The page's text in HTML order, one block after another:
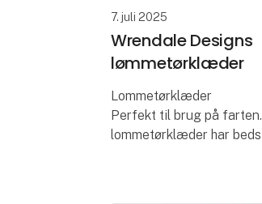
7. juli 2025
Wrendale Designs
lømmetørklæder
Lommetørklæder
Perfekt til brug på
lommetørklæder har